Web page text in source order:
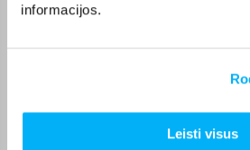
informacijos.
Leisti visus
JOKŪBAS V.